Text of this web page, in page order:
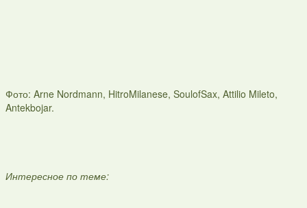
Фото: Arne Nordmann, HitroMilanese, SoulofSax, Attilio Mileto,
Antekbojar.
Интересное по теме: